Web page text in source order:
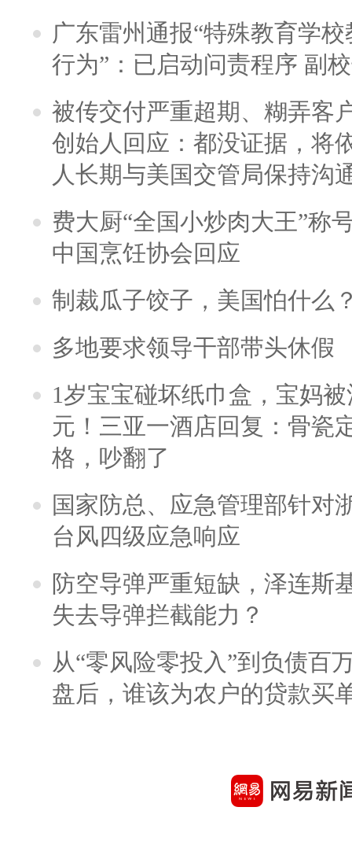
广东雷州通报“特殊教育学
行为”：已启动问责程序 副
被传交付严重超期、糊弄客
创始人回应：都没证据，将
人长期与美国交管局保持沟
费大厨“全国小炒肉大王”称
中国烹饪协会回应
制裁瓜子饺子，美国怕什么
多地要求领导干部带头休假
1岁宝宝碰坏纸巾盒，宝妈
元！三亚一酒店回复：骨瓷
格，吵翻了
国家防总、应急管理部针对
台风四级应急响应
防空导弹严重短缺，泽连斯
失去导弹拦截能力？
从“零风险零投入”到负债百
盘后，谁该为农户的贷款买